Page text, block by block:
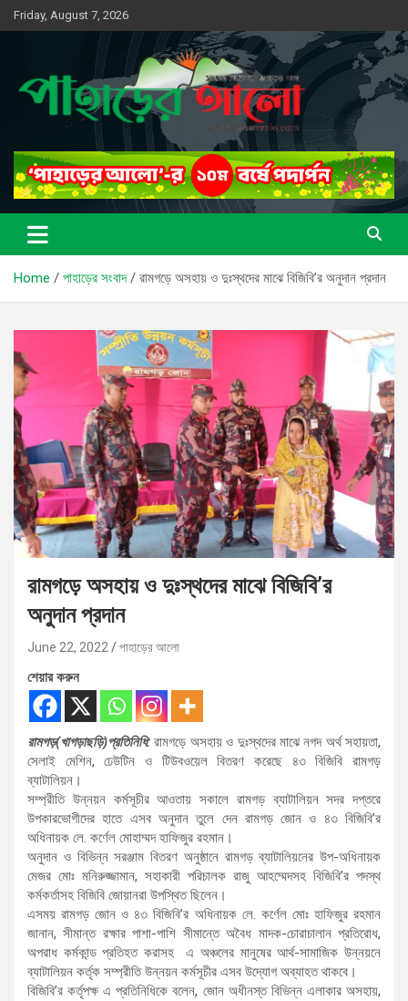
Skip
to
Friday, August 7, 2026
পাহাড়ের আলো
সত্যের সন্ধানে, পাহাড়ের পথে
Home পাহাড়ের সংবাদ রামগড়ে অসহায় ও দুঃস্থদের মাঝে বিজিবি’র অনুদান প্রদান
রামগড়ে অসহায় ও দুঃস্থদের মাঝে বিজিবি’র
অনুদান প্রদান
June 22, 2022 পাহাড়ের আলো
শেয়ার করুন
রামগড়(খাগড়াছড়ি)প্রতিনিধি: রামগড়ে অসহায় ও দুঃস্থদের মাঝে নগদ অর্থ সহায়তা,
সেলাই মেশিন, ঢেউটিন ও টিউবওয়েল বিতরণ করেছে ৪৩ বিজিবি রামগড়
ব্যাটালিয়ন।
সম্প্রীতি উন্নয়ন কর্মসূচীর আওতায় সকালে রামগড় ব্যাটালিয়ন সদর দপ্তরে
উপকারভোগীদের হাতে এসব অনুদান তুলে দেন রামগড় জোন ও ৪৩ বিজিবি’র
অধিনায়ক লে. কর্ণেল মোহাম্মদ হাফিজুর রহমান।
অনুদান ও বিভিন্ন সরঞ্জাম বিতরণ অনুষ্ঠানে রামগড় ব্যাটালিয়নের উপ-অধিনায়ক
মেজর মোঃ মনিরুজ্জামান, সহাকারী পরিচালক রাজু আহম্মেদসহ বিজিবি’র পদস্থ
কর্মকর্তাসহ বিজিবি জোয়ানরা উপস্থিত ছিলেন।
এসময় রামগড় জোন ও ৪৩ বিজিবি’র অধিনায়ক লে. কর্ণেল মোঃ হাফিজুর রহমান
জানান, সীমান্ত রক্ষার পাশা-পাশি সীমান্তে অবৈধ মাদক-চোরাচালান প্রতিরোধ,
অপরাধ কর্মকান্ড প্রতিহত করাসহ এ অঞ্চলের মানুষের আর্থ-সামাজিক উন্নয়নে
ব্যাটালিয়ন কর্তৃক সম্প্রীতি উন্নয়ন কর্মসূচীর এসব উদ্যোগ অব্যাহত থাকবে।
বিজিবি’র কর্তৃপক্ষ এ প্রতিনিধিকে বলেন, জোন অধীনস্ত বিভিন্ন এলাকার অসহায়,